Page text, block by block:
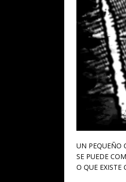
UN PEQUEÑO
SE PUEDE
O QUE EXISTE